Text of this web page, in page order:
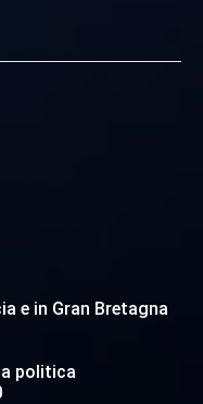
e in Gran Bretagna
politica